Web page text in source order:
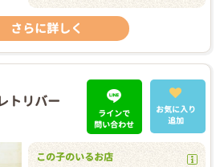
さらに詳しく
トリバー
ラインで
問い合わせ
お気に入り
追加
この子のいるお店